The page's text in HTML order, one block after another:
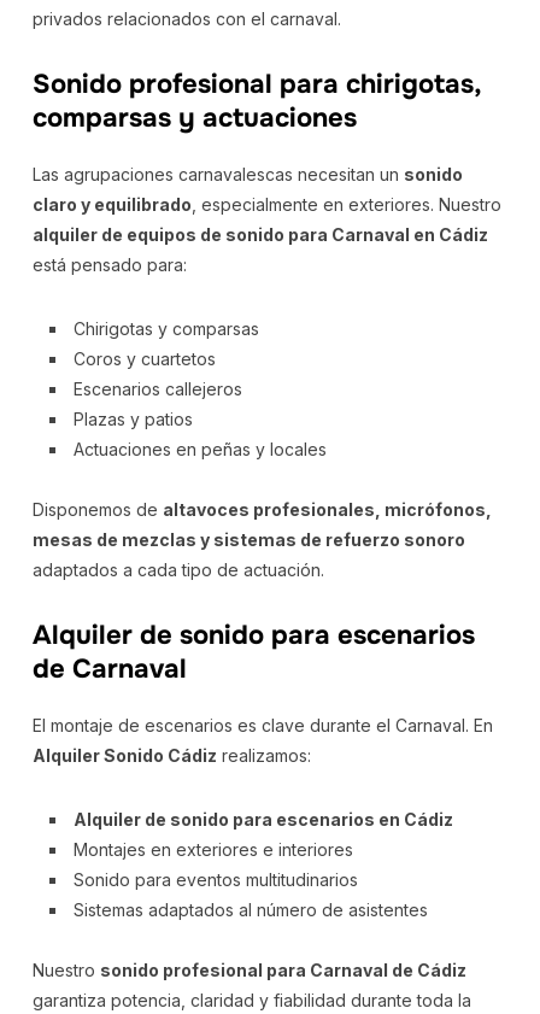
privados relacionados con el carnaval.
Sonido profesional para chirigotas,
comparsas y actuaciones
Las agrupaciones carnavalescas necesitan un sonido
claro y equilibrado , especialmente en exteriores. Nuestro
alquiler de equipos de sonido para Carnaval en Cádiz
está pensado para:
Chirigotas y comparsas
Coros y cuartetos
Escenarios callejeros
Plazas y patios
Actuaciones en peñas y locales
Disponemos de altavoces profesionales, micrófonos,
mesas de mezclas y sistemas de refuerzo sonoro
adaptados a cada tipo de actuación.
Alquiler de sonido para escenarios
de Carnaval
El montaje de escenarios es clave durante el Carnaval. En
Alquiler Sonido Cádiz realizamos:
Alquiler de sonido para escenarios en Cádiz
Montajes en exteriores e interiores
Sonido para eventos multitudinarios
Sistemas adaptados al número de asistentes
Nuestro sonido profesional para Carnaval de Cádiz
garantiza potencia, claridad y fiabilidad durante toda la